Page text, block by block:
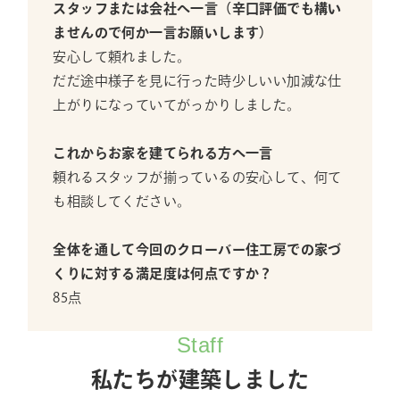
スタッフまたは会社へ一言（辛口評価でも構い
ませんので何か一言お願いします）
安心して頼れました。
だだ途中様子を見に行った時少しいい加減な仕
上がりになっていてがっかりしました。
これからお家を建てられる方へ一言
頼れるスタッフが揃っているの安心して、何て
も相談してください。
全体を通して今回のクローバー住工房での家づ
くりに対する満足度は何点ですか？
85点
Staff
私たちが建築しました